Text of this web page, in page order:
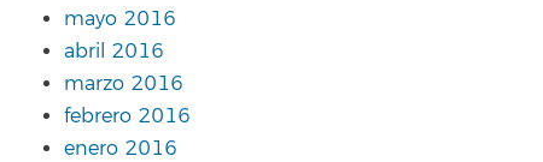
mayo 2016
abril 2016
marzo 2016
febrero 2016
enero 2016